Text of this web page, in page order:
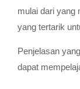
mulai dari yang
yang tertarik
Penjelasan
dapat